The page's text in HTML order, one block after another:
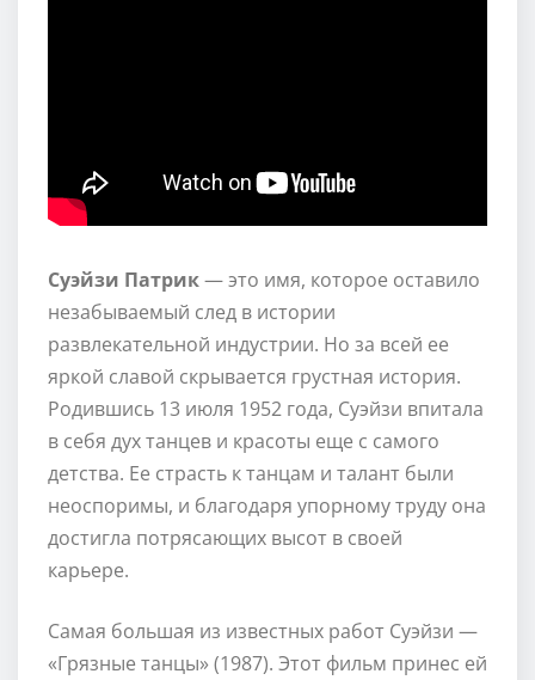
Суэйзи Патрик— это имя, которое оставило
незабываемый след в истории
развлекательной индустрии. Но за всей ее
яркой славой скрывается грустная история.
Родившись 13 июля 1952 года, Суэйзи впитала
в себя дух танцев и красоты еще с самого
детства. Ее страсть к танцам и талант были
неоспоримы, и благодаря упорному труду она
достигла потрясающих высот в своей
карьере.
Самая большая из известных работ Суэйзи —
«Грязные танцы» (1987). Этот фильм принес ей